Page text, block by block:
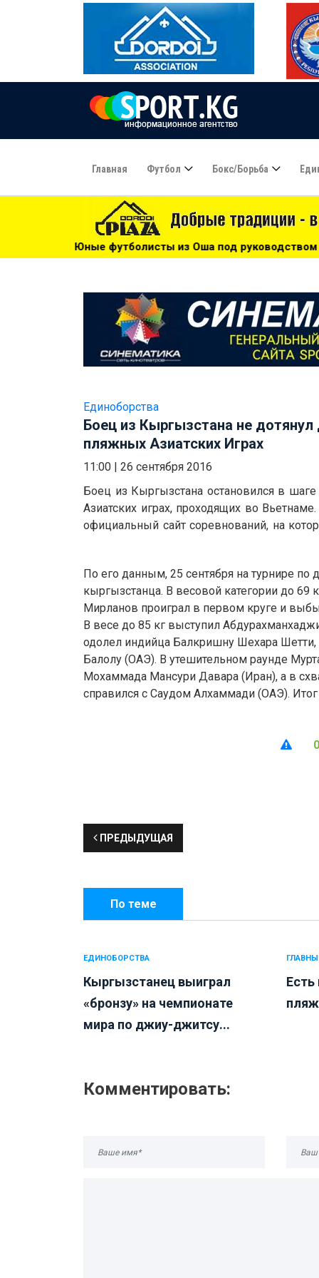
Главная Футбол Бокс/борьба
из Оша под руководством Азамата Байматова
Единоборства
Боец из Кыргызстана не дотянул
пляжных Азиатских Играх
11:00
26 сентября 2016
Боец из Кыргызстана остановился в шаге
Азиатских играх, проходящих во
официальный сайт соревнований, на
По его данным, 25 сентября на турнире
кыргызстанца. В весовой категории до
Мирланов проиграл в первом круге и
В весе до 85 кг выступил
одолел индийца Балкришну Шехара Шетти,
Балолу (ОАЭ). В утешительном раунде
Мохаммада Мансури Давара (Иран), а в
справился с Саудом Алхаммади (ОАЭ). Итог
0
ПРЕДЫДУЩАЯ
По теме
ЕДИНОБОРСТВА
Кыргызстанец выиграл
«бронзу» на чемпионате
мира по джиу-джитсу...
Комментировать: